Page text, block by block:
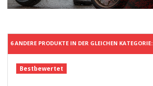
6 ANDERE PRODUKTE IN DER GLEICHEN KATEGORIE:
Bestbewertet